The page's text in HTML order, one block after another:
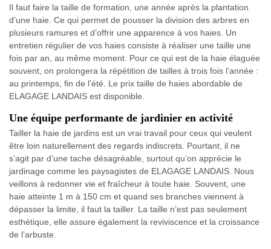
Il faut faire la taille de formation, une année après la plantation
d’une haie. Ce qui permet de pousser la division des arbres en
plusieurs ramures et d’offrir une apparence à vos haies. Un
entretien régulier de vos haies consiste à réaliser une taille une
fois par an, au même moment. Pour ce qui est de la haie élaguée
souvent, on prolongera la répétition de tailles à trois fois l’année :
au printemps, fin de l’été. Le prix taille de haies abordable de
ELAGAGE LANDAIS est disponible.
Une équipe performante de jardinier en activité
Tailler la haie de jardins est un vrai travail pour ceux qui veulent
être loin naturellement des regards indiscrets. Pourtant, il ne
s’agit par d’une tache désagréable, surtout qu’on apprécie le
jardinage comme les paysagistes de ELAGAGE LANDAIS. Nous
veillons à redonner vie et fraîcheur à toute haie. Souvent, une
haie atteinte 1 m à 150 cm et quand ses branches viennent à
dépasser la limite, il faut la tailler. La taille n’est pas seulement
esthétique, elle assure également la reviviscence et la croissance
de l’arbuste.